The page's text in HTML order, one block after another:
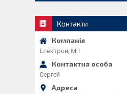
Контакти
Електрон, МП
Сергей